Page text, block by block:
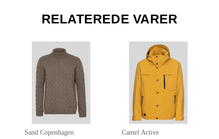
RELATEREDE VARER
Sand Copenhagen Camel Active